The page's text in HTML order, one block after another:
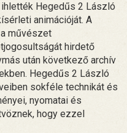
Hegedűs 2 László
animációját. A
művészet
hirdető
után következő archív
Hegedűs 2 László
sokféle technikát és
nyomatai és
hogy ezzel